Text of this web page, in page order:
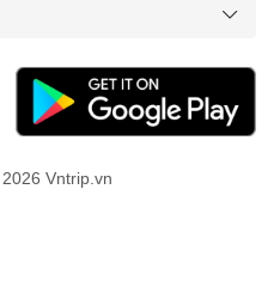
Vntrip.vn